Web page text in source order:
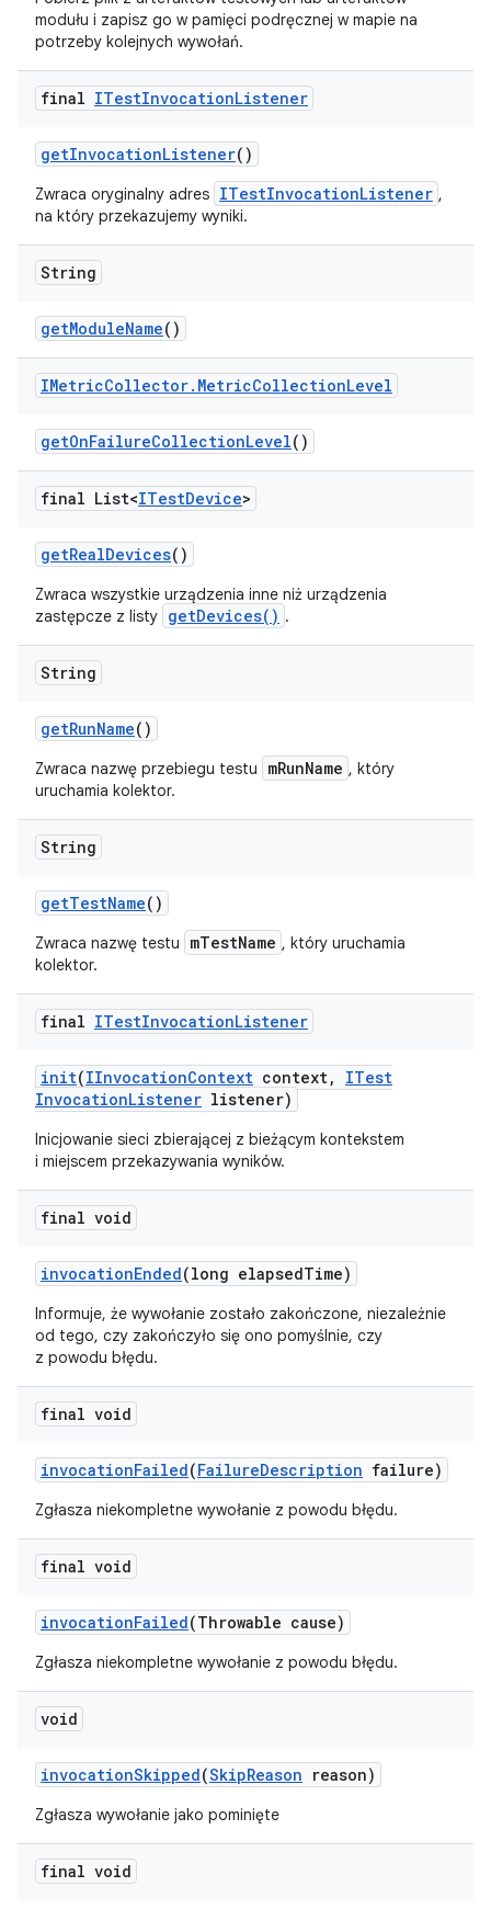
modułu i zapisz go w pamięci podręcznej w mapie na
potrzeby kolejnych wywołań.
final ITestInvocationListener
getInvocationListener()
Zwraca oryginalny adres ITestInvocationListener ,
na który przekazujemy wyniki.
String
getModuleName()
IMetricCollector. MetricCollectionLevel
getOnFailureCollectionLevel()
final List<ITestDevice>
getRealDevices()
Zwraca wszystkie urządzenia inne niż urządzenia
zastępcze z listy getDevices() .
String
getRunName()
Zwraca nazwę przebiegu testu mRunName , który
uruchamia kolektor.
String
getTestName()
Zwraca nazwę testu mTestName , który uruchamia
kolektor.
final ITestInvocationListener
init(IInvocationContext context,
ITest
InvocationListener listener)
Inicjowanie sieci zbierającej z bieżącym kontekstem
i miejscem przekazywania wyników.
final void
invocationEnded(long elapsedTime)
Informuje, że wywołanie zostało zakończone, niezależnie
od tego, czy zakończyło się ono pomyślnie, czy
z powodu błędu.
final void
invocationFailed(FailureDescription failure)
Zgłasza niekompletne wywołanie z powodu błędu.
final void
invocationFailed(Throwable cause)
Zgłasza niekompletne wywołanie z powodu błędu.
void
invocationSkipped(SkipReason reason)
Zgłasza wywołanie jako pominięte
final void